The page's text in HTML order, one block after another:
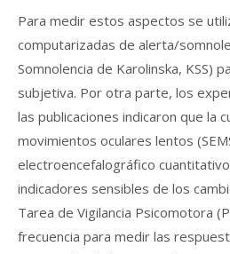
Para medir estos aspectos se
computarizadas de alerta/
Somnolencia de Karolinska, KSS)
subjetiva. Por otra parte, los
las publicaciones indicaron que la
movimientos oculares lentos
electroencefalográfico
indicadores sensibles de los
Tarea de Vigilancia Psicomotora
frecuencia para medir las